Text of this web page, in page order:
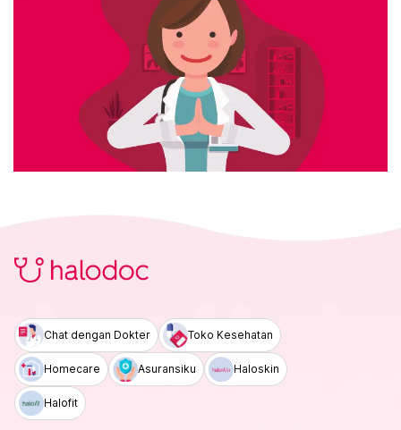
Chat dengan Dokter Toko Kesehatan
Homecare Asuransiku Haloskin
Halofit